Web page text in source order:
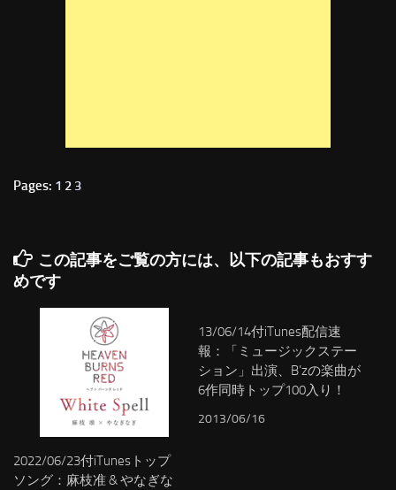
Pages: 1 2 3
この記事をご覧の方には、以下の記事もおすす
めです
2022/06/23付iTunesトップ
ソング：麻枝准 & やなぎな
13/06/14付iTunes配信速
報：「ミュージックステー
ション」出演、B’zの楽曲が
6作同時トップ100入り！
2013/06/16